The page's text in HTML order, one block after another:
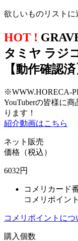
欲しいものリストに
HOT !
タミヤ ラジ
【動作確認
※WWW.HORECA-
YouTuberの皆様に
ります！
紹介動画はこちら
ネット販売
価格（税込）
6032円
コメリカード
コメリポイン
コメリポイントにつ
購入個数